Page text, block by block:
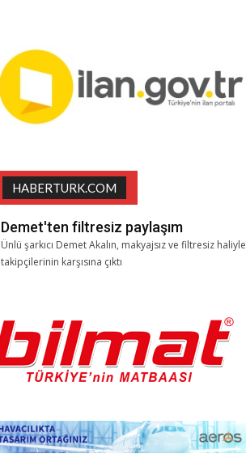
HABERTURK.COM
Demet'ten filtresiz paylaşım
Ünlü şarkıcı Demet Akalın, makyajsız ve filtresiz haliyle
takipçilerinin karşısına çıktı